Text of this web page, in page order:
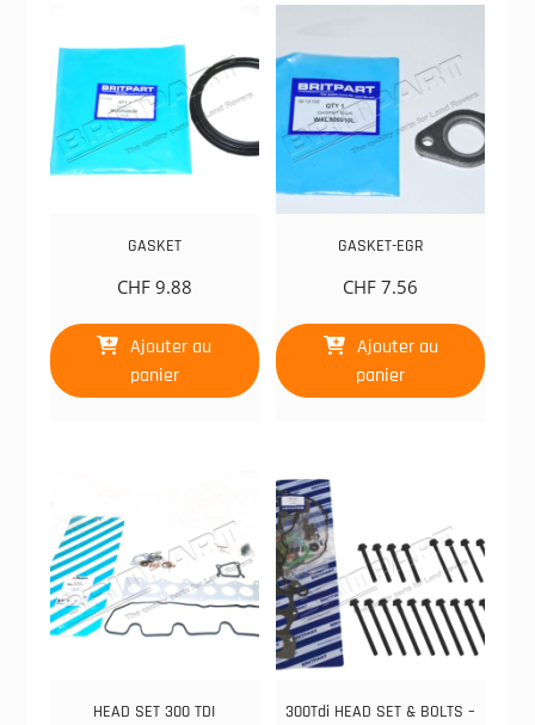
GASKET
CHF9.88
Ajouter au
panier
GASKET-EGR
CHF 7.56
Ajouter au
panier
HEAD SET 300 TDI
300Tdi HEAD SET & BOLTS –